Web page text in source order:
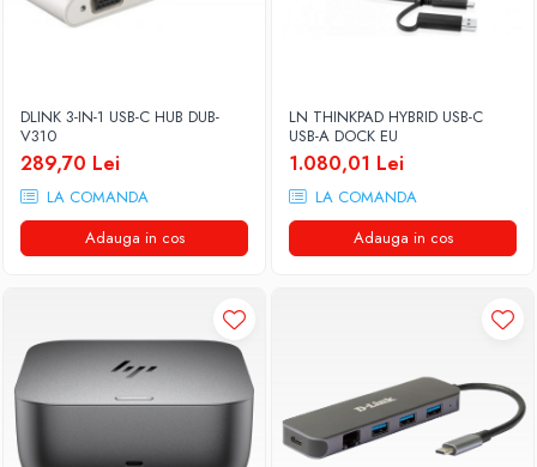
DLINK 3-IN-1 USB-C HUB DUB-
V310
289,70 Lei
LA COMANDA
Adauga in cos
LN THINKPAD HYBRID USB-C
USB-A DOCK EU
1.080,01 Lei
LA COMANDA
Adauga in cos